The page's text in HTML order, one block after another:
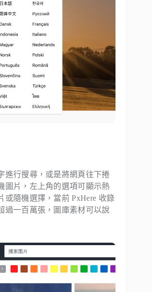
進行搜尋，或是將網頁往下捲
圖片，左上角的選項可顯示熱
或隨機選擇，當前 PxHere 收錄
過一百萬張，圖庫素材可以說